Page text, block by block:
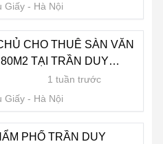
Giấy
Hà Nội
CHO THUÊ SÀN VĂN
TẠI TRẦN DUY
HÒA- CẦU GIẤY
1 tuần trước
Giấy
Hà Nội
PHỐ TRẦN DUY